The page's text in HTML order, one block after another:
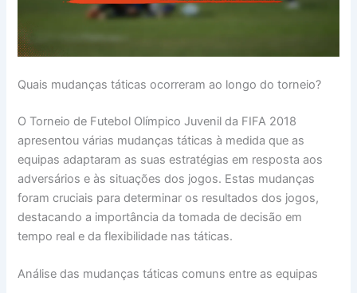
Quais mudanças táticas ocorreram ao longo do torneio?
O Torneio de Futebol Olímpico Juvenil da FIFA 2018
apresentou várias mudanças táticas à medida que as
equipas adaptaram as suas estratégias em resposta aos
adversários e às situações dos jogos. Estas mudanças
foram cruciais para determinar os resultados dos jogos,
destacando a importância da tomada de decisão em
tempo real e da flexibilidade nas táticas.
Análise das mudanças táticas comuns entre as equipas